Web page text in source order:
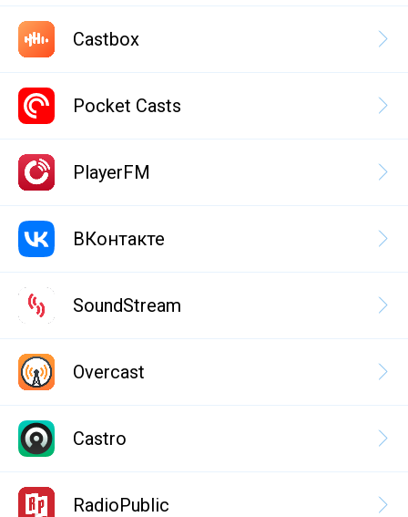
Castbox
Pocket Casts
PlayerFM
ВКонтакте
SoundStream
Overcast
Castro
RadioPublic